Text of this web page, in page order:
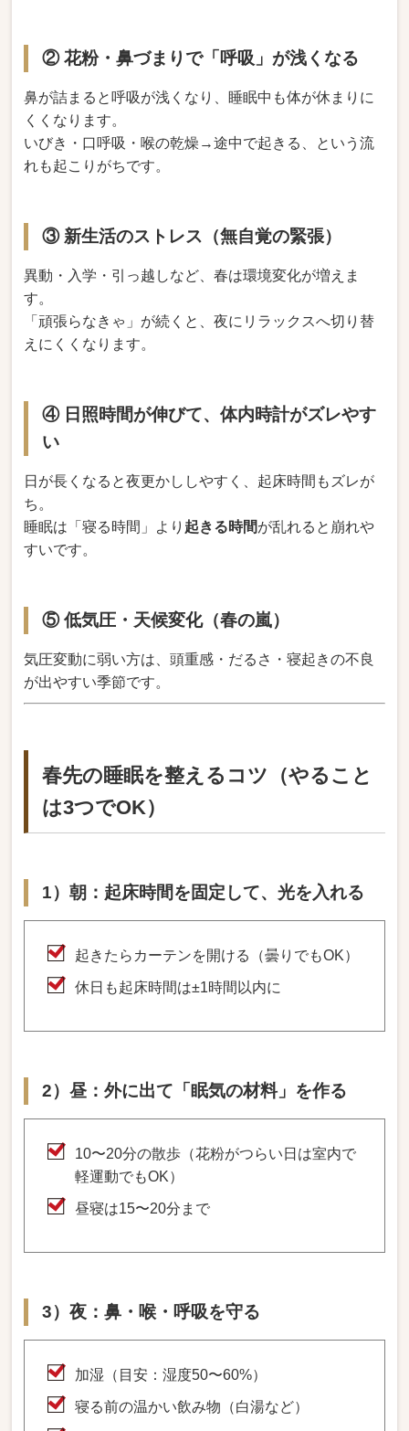
② 花粉・鼻づまりで「呼吸」が浅くなる
鼻が詰まると呼吸が浅くなり、睡眠中も体が休まりに
くくなります。
いびき・口呼吸・喉の乾燥→途中で起きる、という流
れも起こりがちです。
③ 新生活のストレス（無自覚の緊張）
異動・入学・引っ越しなど、春は環境変化が増えま
す。
「頑張らなきゃ」が続くと、夜にリラックスへ切り替
えにくくなります。
④ 日照時間が伸びて、体内時計がズレやす
い
日が長くなると夜更かししやすく、起床時間もズレが
ち。
睡眠は「寝る時間」より 起きる時間が乱れると崩れや
すいです。
⑤ 低気圧・天候変化（春の嵐）
気圧変動に弱い方は、頭重感・だるさ・寝起きの不良
が出やすい季節です。
春先の睡眠を整えるコツ（やること
は3つでOK）
1）朝：起床時間を固定して、光を入れる
起きたらカーテンを開ける（曇りでもOK）
休日も起床時間は±1時間以内に
2）昼：外に出て「眠気の材料」を作る
10〜20分の散歩（花粉がつらい日は室内で
軽運動でもOK）
昼寝は15〜20分まで
3）夜：鼻・喉・呼吸を守る
加湿（目安：湿度50〜60%）
寝る前の温かい飲み物（白湯など）